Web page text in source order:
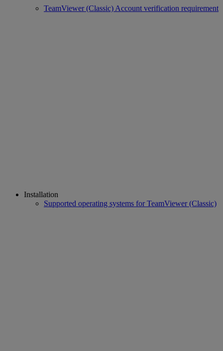
TeamViewer (Classic) Account verification requirement
Installation
Supported operating systems for TeamViewer (Classic)